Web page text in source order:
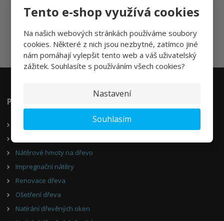
Tento e-shop využívá cookies
Na našich webových stránkách používáme soubory
cookies. Některé z nich jsou nezbytné, zatímco jiné
nám pomáhají vylepšit tento web a váš uživatelský
zážitek. Souhlasíte s používáním všech cookies?
Nastavení
Souhlasím
Přihlásit
Souhlasím sezpracováním osobních údajů.
Poradíme Vám
Nátěrové hmoty na dřevo
Impregnační nátěry
Renovace dřeva
Ošetření dřeva
Natírání dřevěných oken